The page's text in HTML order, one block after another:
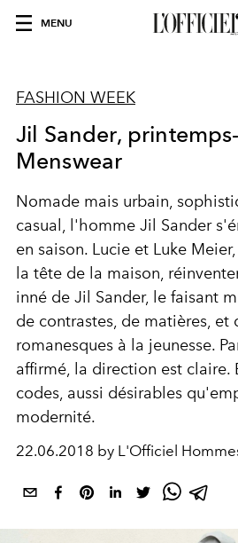
MENU
FASHION WEEK
Jil Sander,
Menswear
Nomade mais urbain,
casual, l'homme Jil Sander
en saison. Lucie et Luke
la tête de la maison,
inné de Jil Sander, le faisant
de contrastes, de matières, et
romanesques à la jeunesse.
affirmé, la direction est claire.
codes, aussi désirables
modernité.
22.06.2018 by L'Officiel